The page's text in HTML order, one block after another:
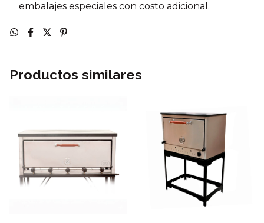
embalajes especiales con costo adicional.
Productos similares